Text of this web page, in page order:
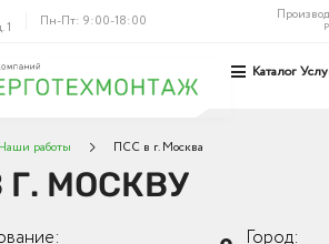
1 Пн-Пт: 9:00-18:00
Каталог
Наши работы ПСС в г. Москва
Г. МОСКВУ
Город: